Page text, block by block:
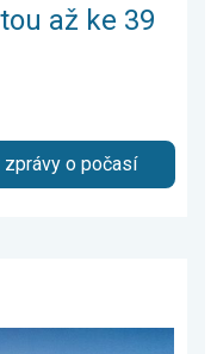
až ke 39
zprávy o počasí
26. května 2026
v mlze. . . sobota